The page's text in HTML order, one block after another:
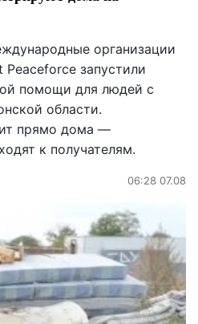
организации
запустили
помощи для людей с
области.
прямо дома —
к получателям.
06:28 07.08